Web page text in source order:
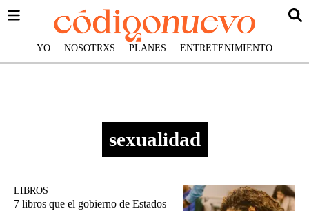
YO NOSOTRXS PLANES ENTRETENIMIENTO
sexualidad
LIBROS
7 libros que el gobierno de Estados